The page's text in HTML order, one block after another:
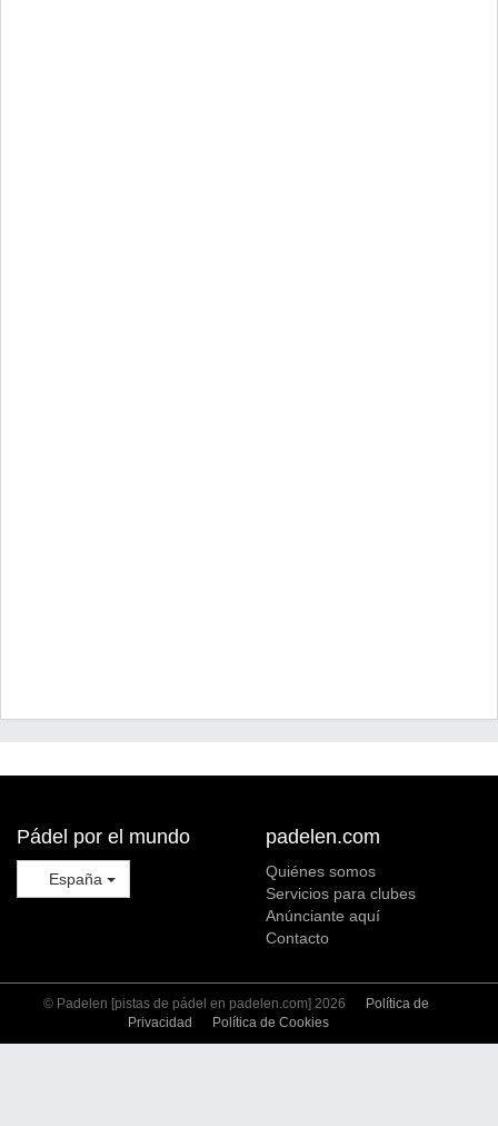
Pádel por el mundo
España
padelen.com
Quiénes somos
Servicios para clubes
Anúnciante aquí
Contacto
© Padelen [pistas de pádel en padelen.com] 2026
Política de
Privacidad
Política de Cookies